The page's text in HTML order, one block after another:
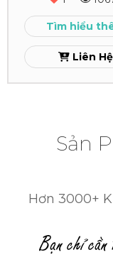
Tìm hiểu
Liên Hệ
Sản
Hơn 3000+